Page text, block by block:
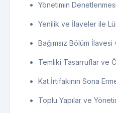
Yönetimin
Yenilik ve İlaveler ile
Bağımsız Bölüm
Temliki Tasarruflar ve
Kat İrtifakının Sona
Toplu Yapılar ve